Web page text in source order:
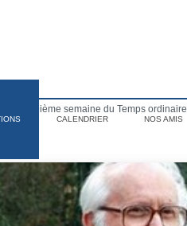
CALENDRIER NOS AMIS
de la 9ième semaine du Temps